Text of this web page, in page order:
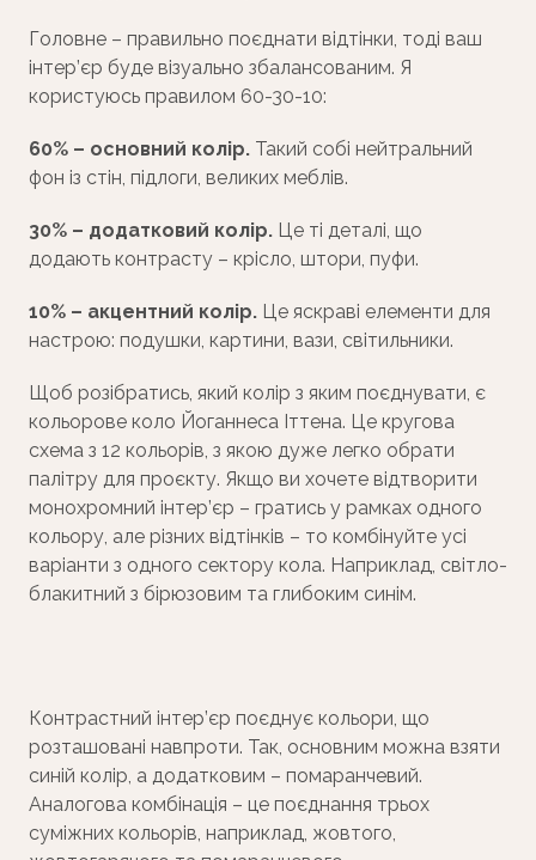
Головне – правильно поєднати відтінки, тоді ваш
інтер’єр буде візуально збалансованим. Я
користуюсь правилом 60-30-10:
60% – основний колір. Такий собі нейтральний
фон із стін, підлоги, великих меблів.
30% – додатковий колір. Це ті деталі, що
додають контрасту – крісло, штори, пуфи.
10% – акцентний колір. Це яскраві елементи для
настрою: подушки, картини, вази, світильники.
Щоб розібратись, який колір з яким поєднувати, є
кольорове коло Йоганнеса Іттена. Це кругова
схема з 12 кольорів, з якою дуже легко обрати
палітру для проєкту. Якщо ви хочете відтворити
монохромний інтер’єр – гратись у рамках одного
кольору, але різних відтінків – то комбінуйте усі
варіанти з одного сектору кола. Наприклад, світло-
блакитний з бірюзовим та глибоким синім.
Контрастний інтер’єр поєднує кольори, що
розташовані навпроти. Так, основним можна взяти
синій колір, а додатковим – помаранчевий.
Аналогова комбінація – це поєднання трьох
суміжних кольорів, наприклад, жовтого,